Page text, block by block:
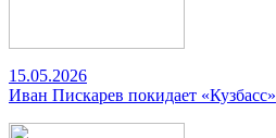
15.05.2026
Иван Пискарев покидает «Кузбасс»